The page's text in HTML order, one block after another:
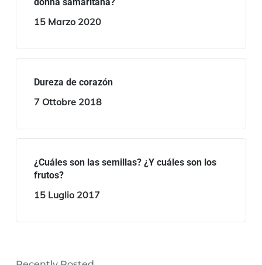
donna samaritana?
15 Marzo 2020
Dureza de corazón
7 Ottobre 2018
¿Cuáles son las semillas? ¿Y cuáles son los
frutos?
15 Luglio 2017